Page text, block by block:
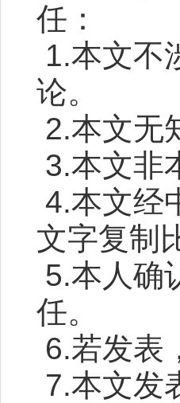
任：
1.本文不
论。
2.本文无
3.本文非
4.本文经
文字复制
5.本人确
任。
6.若发表
7.本文发